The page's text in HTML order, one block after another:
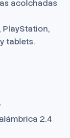
acolchadas
PlayStation,
tablets.
2.4